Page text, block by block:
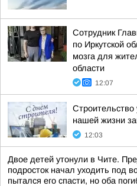
Сотрудник
по Иркутской
мозга для
области
12:07
Строительство
нашей жизни
12:03
Двое детей утонули в Чите.
подросток начал уходить под
пытался его спасти, но оба